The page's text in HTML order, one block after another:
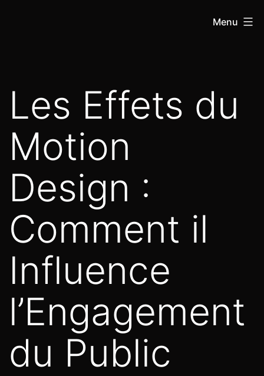
Menu
Les Effets du
Motion
Design :
Comment il
Influence
l’Engagement
du Public